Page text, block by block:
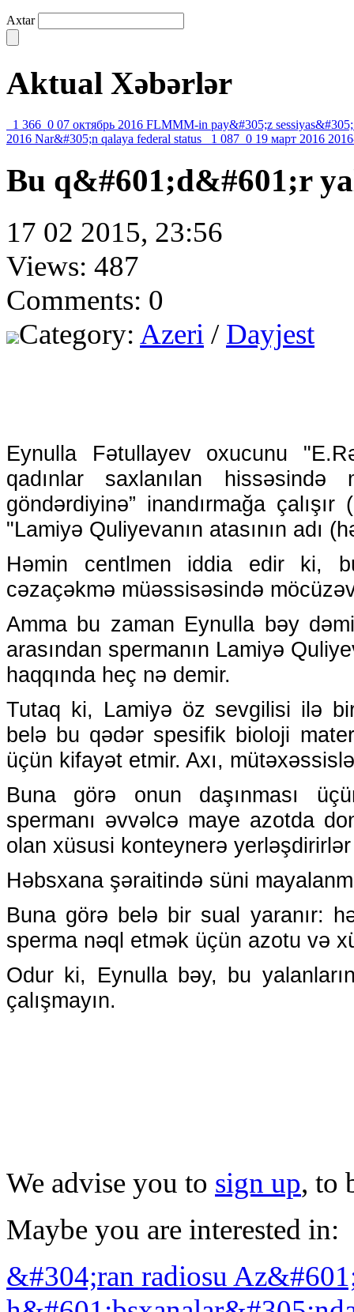
Axtar
Aktual Xəbərlər
1 366 0 07 октябрь 2016 FLMMM-in pay&#305;z sessiyas&#305;
2016 Nar&#305;n qalaya federal status 1 087 0 19 март 2016
Bu q&#601;d&#601;r
17 02 2015, 23:56
Views: 487
Comments: 0
Category: Azeri / Dayjest
Eynulla Fətullayev oxucunu
qadınlar saxlanılan
göndərdiyinə” inandırmağa
"Lamiyə Quliyevanın atasının adı
Həmin centlmen iddia edir ki,
cəzaçəkmə müəssisəsində
Amma bu zaman Eynulla bəy
arasından spermanın Lamiyə
haqqında heç nə demir.
Tutaq ki, Lamiyə öz sevgilisi ilə
belə bu qədər spesifik bioloji
üçün kifayət etmir. Axı,
Buna görə onun daşınması
spermanı əvvəlcə maye azotda
olan xüsusi konteynerə
Həbsxana şəraitində süni
Buna görə belə bir sual yaranır:
sperma nəql etmək üçün azotu və
Odur ki, Eynulla bəy, bu
çalışmayın.
We advise you to sign up, to
Maybe you are interested in:
&#304;ran radiosu